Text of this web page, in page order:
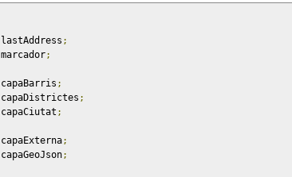
lastAddress ;
marcador;
capaBarris ;
capaDistrictes ;
capaCiutat ;
capaExterna;
capaGeoJson;